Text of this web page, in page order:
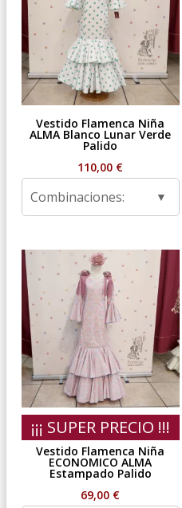
Vestido Flamenca Niña
ALMA Blanco Lunar Verde
Palido
110,00 €
Combinaciones:
¡¡¡ SUPER PRECIO !!!
Vestido Flamenca Niña
ECONOMICO ALMA
Estampado Palido
69,00 €